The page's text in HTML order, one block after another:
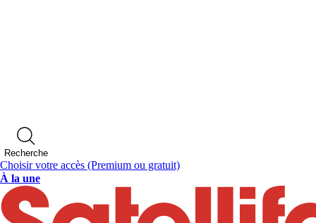
Recherche
Choisir votre accès (Premium ou gratuit)
À la une